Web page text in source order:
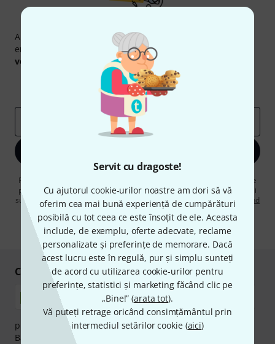
Servit cu dragoste!
Cu ajutorul cookie-urilor noastre am dori să vă
oferim cea mai bună experiență de cumpărături
posibilă cu tot ceea ce este însoțit de ele. Aceasta
include, de exemplu, oferte adecvate, reclame
personalizate și preferințe de memorare. Dacă
acest lucru este în regulă, pur și simplu sunteți
de acord cu utilizarea cookie-urilor pentru
preferințe, statistici și marketing făcând clic pe
„Bine!” (arata tot).
Vă puteți retrage oricând consimțământul prin
intermediul setărilor cookie (aici)
Abonați-vă la buletinul informativ Thomann în limba
engleză și, cu puțin noroc, puteți câștiga unul dintre
voucherele
în valoare de50 €fiecare!
Contribuții inspiraționale
Perspectivele Thomann
Făcând clic pe „Înscrie-te acum”, sunteți de acord să primiți publicitate
prin e-mail. Vă puteți dezabona în orice moment. Puteți găsi informații
suplimentare despre buletinul informativ înregulamentul nostru privind
protecția datelor.
* Necesar
Cumpărați și plătiți în siguranță
plata se poate efectua în siguranță cu Ramburs, Transfer
Bancar sau Card de credit.